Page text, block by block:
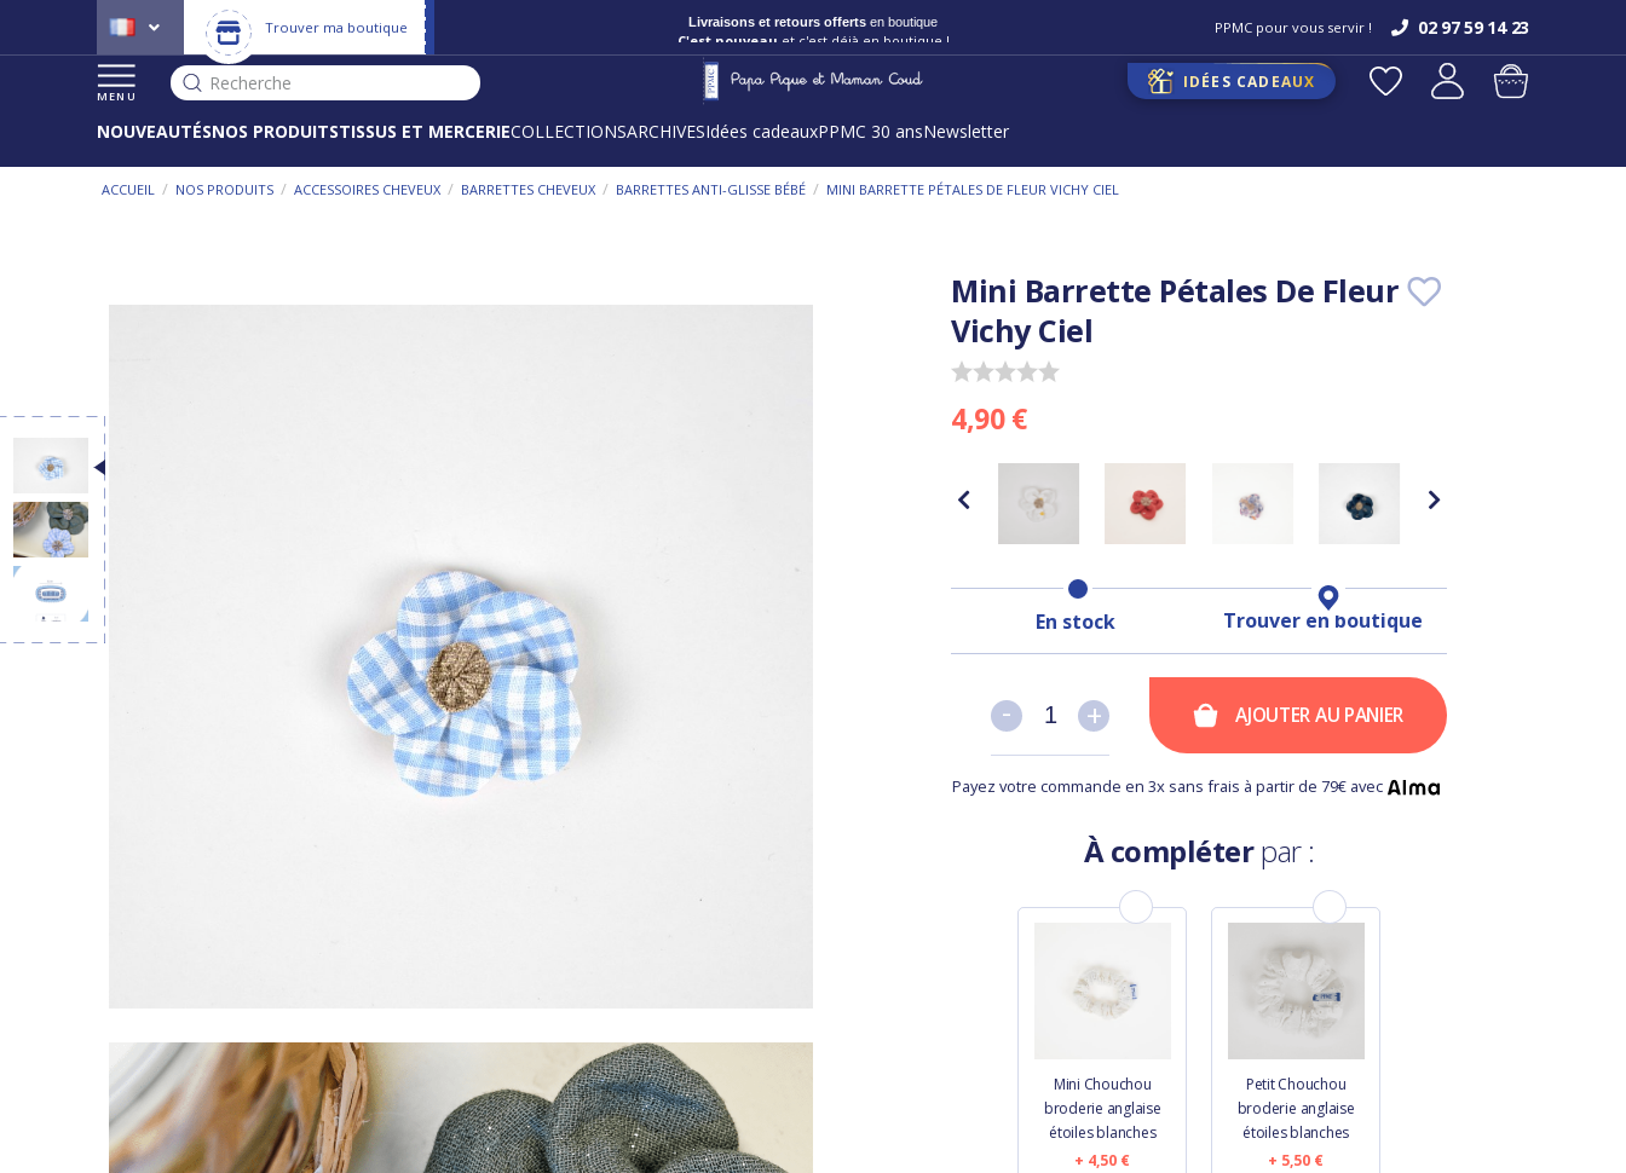
Trouver ma boutique
Livraisons et retours offerts en boutique
C'est nouveau et c'est déjà en boutique ! PPMC pour vous servir ! 02 97 59 14 23
MENU
Recherche IDÉES CADEAUX
NOUVEAUTÉSNOS PRODUITSTISSUS ET MERCERIECOLLECTIONSARCHIVESIdées cadeauxPPMC 30 ansNewsletter
ACCUEIL / NOS PRODUITS / ACCESSOIRES CHEVEUX / BARRETTES CHEVEUX / BARRETTES ANTI-GLISSE BÉBÉ / MINI BARRETTE PÉTALES DE FLEUR VICHY CIEL
Mini Barrette Pétales De Fleur
Vichy Ciel
4,90 €
En stock Trouver en boutique
+
- +
- AJOUTER AU PANIER
Payez votre commande en 3x sans frais à partir de 79€ avec
À compléterpar :
Mini Chouchou
broderie anglaise
étoiles blanches
4,50 €
Petit Chouchou
broderie anglaise
étoiles blanches
5,50 €